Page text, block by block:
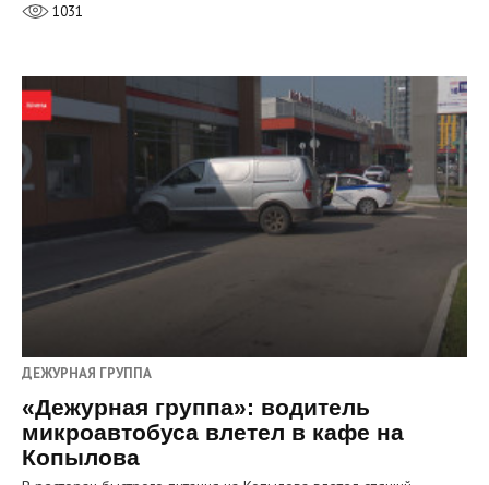
1031
ДЕЖУРНАЯ ГРУППА
«Дежурная группа»: водитель
микроавтобуса влетел в кафе на
Копылова